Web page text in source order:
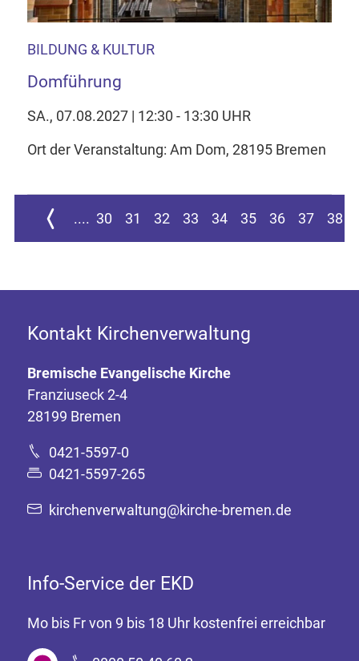
BILDUNG & KULTUR
Domführung
SA., 07.08.2027 | 12:30 - 13:30 UHR
Ort der Veranstaltung: Am Dom, 28195 Bremen
ersten Seite springen
Zur vorherigen Seite
.... 30 31 32 33 34 35 36 37 38
Kontakt Kirchenverwaltung
Bremische Evangelische Kirche
Franziuseck 2-4
28199 Bremen
0421-5597-0
0421-5597-265
kirchenverwaltung@kirche-bremen.de
Info-Service der EKD
Mo bis Fr von 9 bis 18 Uhr kostenfrei erreichbar